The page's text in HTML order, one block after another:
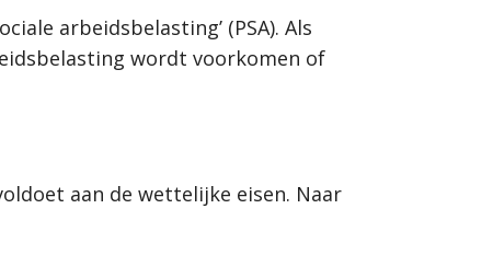
arbeidsbelasting’ (PSA). Als
wordt voorkomen of
aan de wettelijke eisen. Naar